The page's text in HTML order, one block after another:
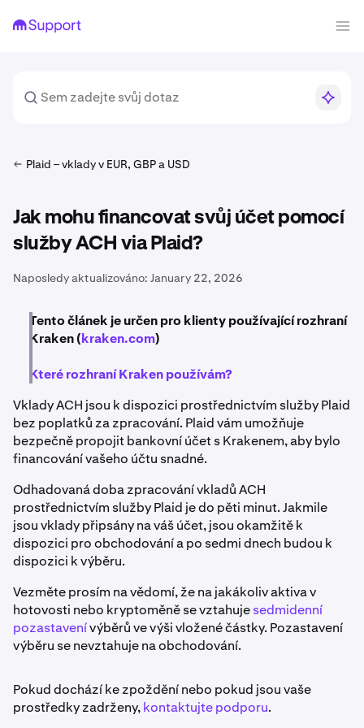
Plaid – vklady v EUR, GBP a USD
Jak mohu financovat svůj účet pomocí
služby ACH via Plaid?
Naposledy aktualizováno: January 22, 2026
Tento článek je určen pro klienty používající rozhraní
Kraken (kraken.com)
Které rozhraní Kraken používám?
Vklady ACH jsou k dispozici prostřednictvím služby Plaid
bez poplatků za zpracování. Plaid vám umožňuje
bezpečně propojit bankovní účet s Krakenem, aby bylo
financování vašeho účtu snadné.
Odhadovaná doba zpracování vkladů ACH
prostřednictvím služby Plaid je do pěti minut. Jakmile
jsou vklady připsány na váš účet, jsou okamžitě k
dispozici pro obchodování a po sedmi dnech budou k
dispozici k výběru.
Vezměte prosím na vědomí, že na jakákoliv aktiva v
hotovosti nebo kryptoměně se vztahujesedmidenní
pozastavenívýběrů ve výši vložené částky. Pozastavení
výběru se nevztahuje na obchodování.
Pokud dochází ke zpoždění nebo pokud jsou vaše
prostředky zadrženy,kontaktujte podporu.